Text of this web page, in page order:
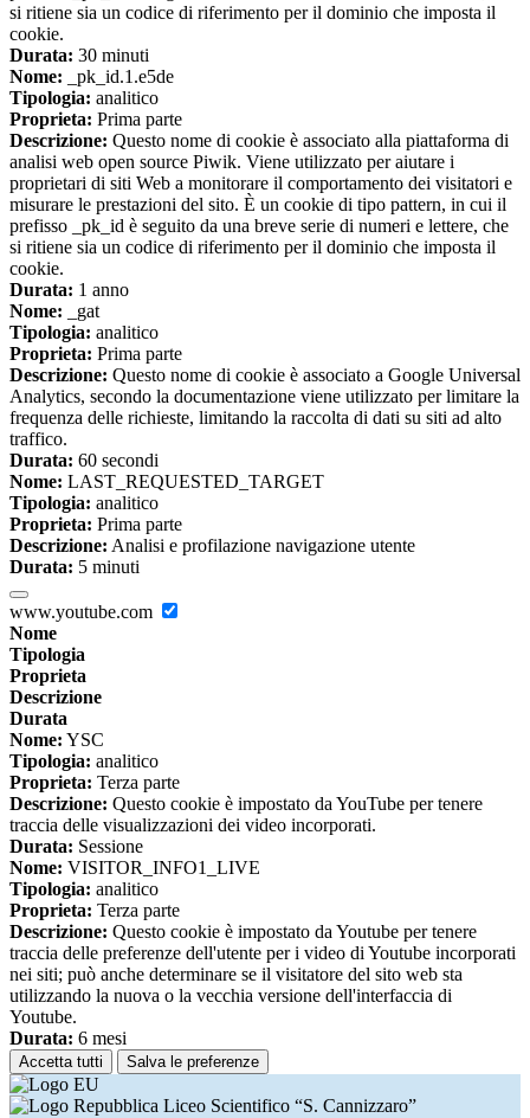
si ritiene sia un codice di riferimento per il dominio che imposta il
cookie.
Durata: 30 minuti
Nome: _pk_id.1.e5de
Tipologia: analitico
Proprieta: Prima parte
Descrizione: Questo nome di cookie è associato alla piattaforma di
analisi web open source Piwik. Viene utilizzato per aiutare i
proprietari di siti Web a monitorare il comportamento dei visitatori e
misurare le prestazioni del sito. È un cookie di tipo pattern, in cui il
prefisso _pk_id è seguito da una breve serie di numeri e lettere, che
si ritiene sia un codice di riferimento per il dominio che imposta il
cookie.
Durata: 1 anno
Nome: _gat
Tipologia: analitico
Proprieta: Prima parte
Descrizione: Questo nome di cookie è associato a Google Universal
Analytics, secondo la documentazione viene utilizzato per limitare la
frequenza delle richieste, limitando la raccolta di dati su siti ad alto
traffico.
Durata: 60 secondi
Nome: LAST_REQUESTED_TARGET
Tipologia: analitico
Proprieta: Prima parte
Descrizione: Analisi e profilazione navigazione utente
Durata: 5 minuti
www.youtube.com
Nome
Tipologia
Proprieta
Descrizione
Durata
Nome: YSC
Tipologia: analitico
Proprieta: Terza parte
Descrizione: Questo cookie è impostato da YouTube per tenere
traccia delle visualizzazioni dei video incorporati.
Durata: Sessione
Nome: VISITOR_INFO1_LIVE
Tipologia: analitico
Proprieta: Terza parte
Descrizione: Questo cookie è impostato da Youtube per tenere
traccia delle preferenze dell'utente per i video di Youtube incorporati
nei siti; può anche determinare se il visitatore del sito web sta
utilizzando la nuova o la vecchia versione dell'interfaccia di
Youtube.
Durata: 6 mesi
Accetta tutti Salva le preferenze
Liceo Scientifico “S. Cannizzaro”